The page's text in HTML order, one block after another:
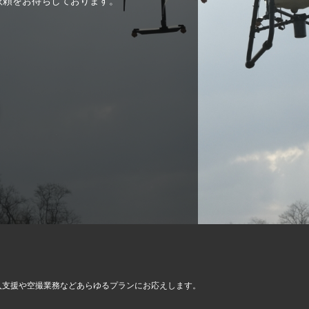
援や空撮業務などあらゆるプランにお応えします。